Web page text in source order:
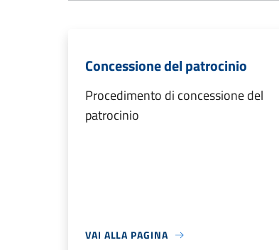
Concessione del patrocinio
Procedimento di concessione del
patrocinio
VAI ALLA PAGINA